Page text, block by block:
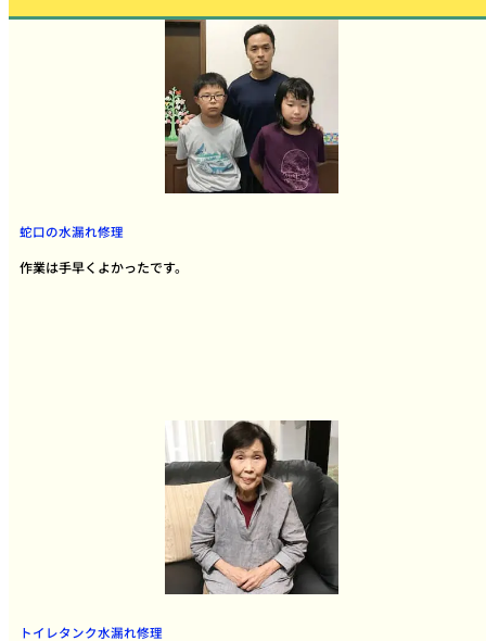
蛇口の水漏れ修理
作業は手早くよかったです。
トイレタンク水漏れ修理